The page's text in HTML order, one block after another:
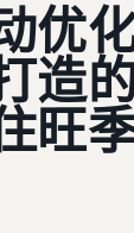
优
造
旺